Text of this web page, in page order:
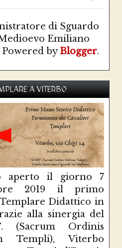
di Sguardo
Emiliano
byBlogger.
A VITERBO
aperto il giorno 7
2019 il primo
Didattico in
alla sinergia del
(Sacrum Ordinis
Templi), Viterbo